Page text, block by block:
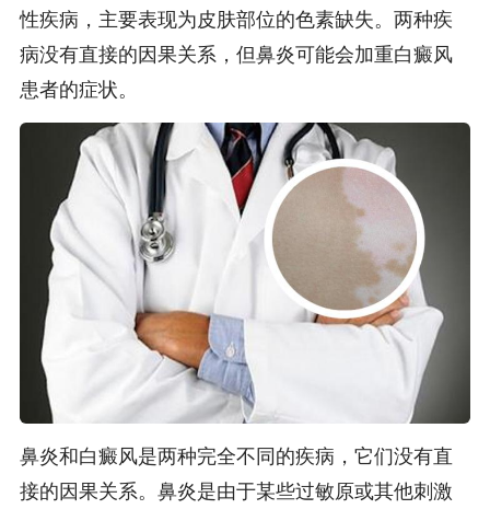
性疾病，主要表现为皮肤部位的色素缺失。两种疾
病没有直接的因果关系，但鼻炎可能会加重白癜风
患者的症状。
鼻炎和白癜风是两种完全不同的疾病，它们没有直
接的因果关系。鼻炎是由于某些过敏原或其他刺激